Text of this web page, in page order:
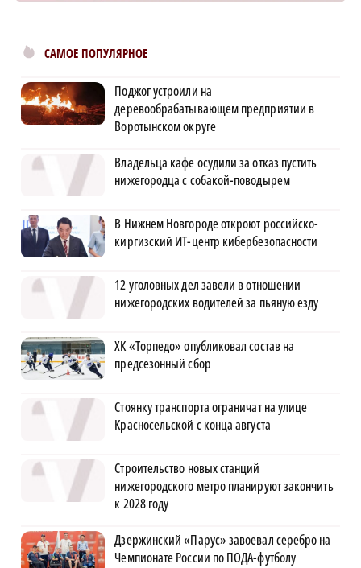
САМОЕ ПОПУЛЯРНОЕ
Поджог устроили на
деревообрабатывающем предприятии в
Воротынском округе
Владельца кафе осудили за отказ пустить
нижегородца с собакой-поводырем
В Нижнем Новгороде откроют российско-
киргизский ИТ-центр кибербезопасности
12 уголовных дел завели в отношении
нижегородских водителей за пьяную езду
ХК «Торпедо» опубликовал состав на
предсезонный сбор
Стоянку транспорта ограничат на улице
Красносельской с конца августа
Строительство новых станций
нижегородского метро планируют закончить
к 2028 году
Дзержинский «Парус» завоевал серебро на
Чемпионате России по ПОДА-футболу